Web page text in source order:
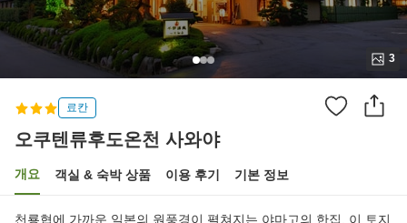
3
료칸
오쿠텐류후도온천 사와야
개요 객실 & 숙박 상품 이용 후기 기본 정보
천룡협에 가까운 일본의 원풍경이 펼쳐지는 야마고의 한집. 이 토지